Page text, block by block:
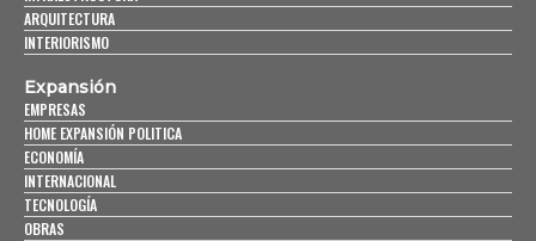
ARQUITECTURA
INTERIORISMO
Expansión
EMPRESAS
HOME EXPANSIÓN POLITICA
ECONOMÍA
INTERNACIONAL
TECNOLOGÍA
OBRAS